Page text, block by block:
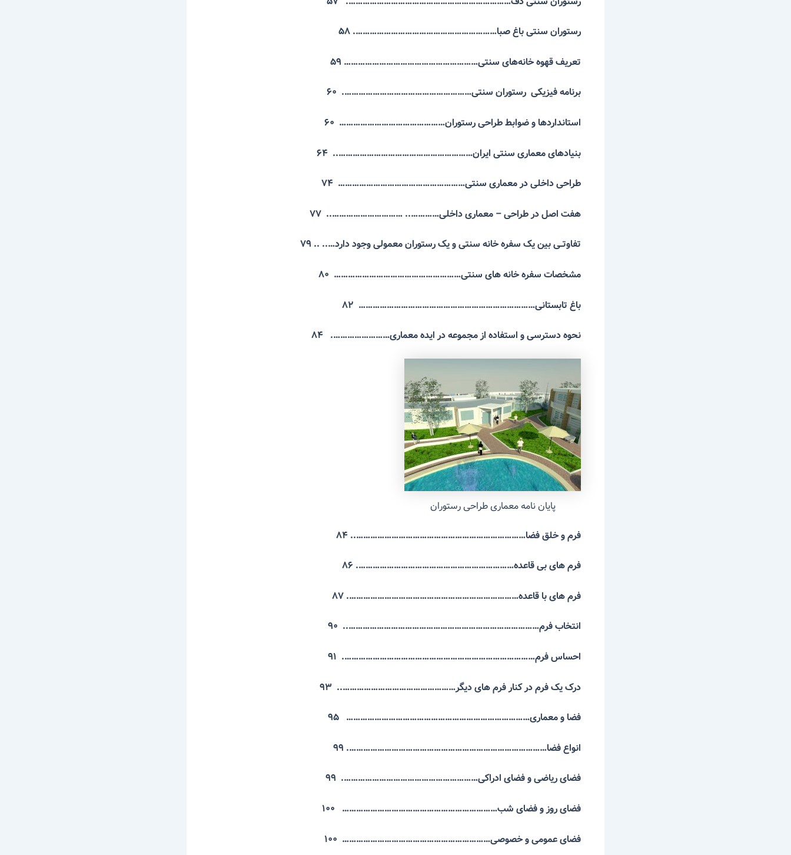
رستوران سنتی باغ صبا……………………………………………………. ۵۸
تعریف قهوه خانه‌های سنتی………………………………………………… ۵۹
برنامه فیزیکی رستوران سنتی………………………………………………. ۶۰
استانداردها و ضوابط طراحی رستوران……………………………………… ۶۰
بنیادهای معماری سنتی ایران………………………………………………….. ۶۴
طراحی داخلی در معماری سنتی……………………………………………… ۷۴
هفت اصل در طراحی – معماری داخلی………….. ………………………….. ۷۷
تفاوتــی بین یک سفره خانه سنتی و یک رستوران معمولی وجود دارد….. .. ۷۹
مشخصات سفره خانه های سنتی……………………………………………… ۸۰
باغ تابستانی………………………………………………………………… ۸۲
نحوه دسترسی و استفاده از مجموعه در ایده معماری……………………. ۸۴
پایان نامه معماری طراحی رستوران
فرم و خلق فضا……………………………………………………………….. ۸۴
فرم های بی قاعده………………………………………………………….
فرم های با قاعده………………………………………………………………. ۸۷
انتخاب فرم……………………………………………………………………….. ۹۰
احساس فرم………………………………………………………………………. ۹۱
درک یک فرم در کنار فرم های دیگر………………………………………….. ۹۳
فضا و معماری…………………………………………………………………… ۹۵
انواع فضا…………………………………………………………………………. ۹۹
فضای ریاضی و فضای ادراکی…………………………………………………. ۹۹
فضای روز و فضای شب………………………………………………………… ۱۰۰
فضای عمومی و خصوصی……………………………………………………… ۱۰۰